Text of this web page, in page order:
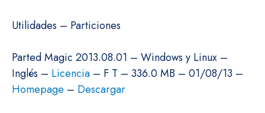
Utilidades – Particiones
Parted Magic 2013.08.01 – Windows y Linux –
Inglés – Licencia – F T – 336.0 MB – 01/08/13 –
Homepage – Descargar